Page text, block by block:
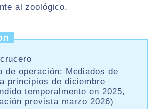
al zoológico.
de operación: Mediados de
principios de diciembre
temporalmente en 2025,
prevista marzo 2026)